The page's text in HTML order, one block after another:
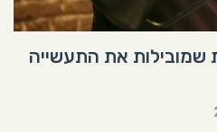
שמובילות את התעשייה